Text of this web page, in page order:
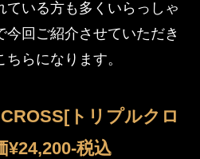
ている方も多くいらっしゃ
今回ご紹介させていただき
らになります。
トリプルクロ
税込